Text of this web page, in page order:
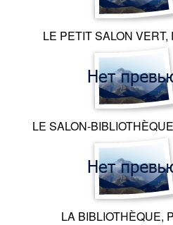
LE PETIT SALON
LE SALON-
LA BIBLIOTHÈQUE,